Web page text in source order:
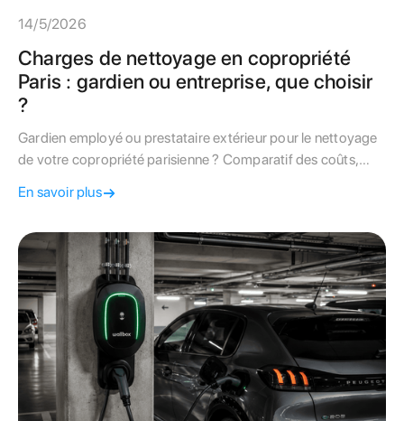
14/5/2026
Charges de nettoyage en copropriété
Paris : gardien ou entreprise, que choisir
?
Gardien employé ou prestataire extérieur pour le nettoyage
de votre copropriété parisienne ? Comparatif des coûts,
En savoir plus